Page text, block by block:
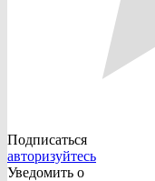
Подписаться
авторизуйтесь
Уведомить о